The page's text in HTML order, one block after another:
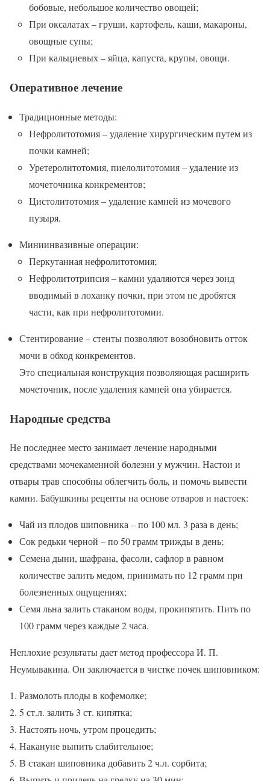
бобовые, небольшое количество овощей;
При оксалатах – груши, картофель, каши, макароны,
овощные супы;
При кальциевых – яйца, капуста, крупы, овощи.
Оперативное лечение
Традиционные методы:
Нефролитотомия – удаление хирургическим путем из
почки камней;
Уретеролитотомия, пиелолитотомия – удаление из
мочеточника конкрементов;
Цистолитотомия – удаление камней из мочевого
пузыря.
Миниинвазивные операции:
Перкутанная нефролитотомия;
Нефролитотрипсия – камни удаляются через зонд
вводимый в лоханку почки, при этом не дробятся
части, как при нефролитотомии.
Стентирование – стенты позволяют возобновить отток
мочи в обход конкрементов.
Это специальная конструкция позволяющая расширить
мочеточник, после удаления камней она убирается.
Народные средства
Не последнее место занимает лечение народными
средствами мочекаменной болезни у мужчин. Настои и
отвары трав способны облегчить боль, и помочь вывести
камни. Бабушкины рецепты на основе отваров и настоек:
Чай из плодов шиповника – по 100 мл. 3 раза в день;
Сок редьки черной – по 50 грамм трижды в день;
Семена дыни, шафрана, фасоли, сафлор в равном
количестве залить медом, принимать по 12 грамм при
болезненных ощущениях;
Семя льна залить стаканом воды, прокипятить. Пить по
100 грамм через каждые 2 часа.
Неплохие результаты дает метод профессора И. П.
Неумывакина. Он заключается в чистке почек шиповником:
Размолоть плоды в кофемолке;
5 ст.л. залить 3 ст. кипятка;
Настоять ночь, утром процедить;
Накануне выпить слабительное;
В стакан шиповника добавить 2 ч.л. сорбита;